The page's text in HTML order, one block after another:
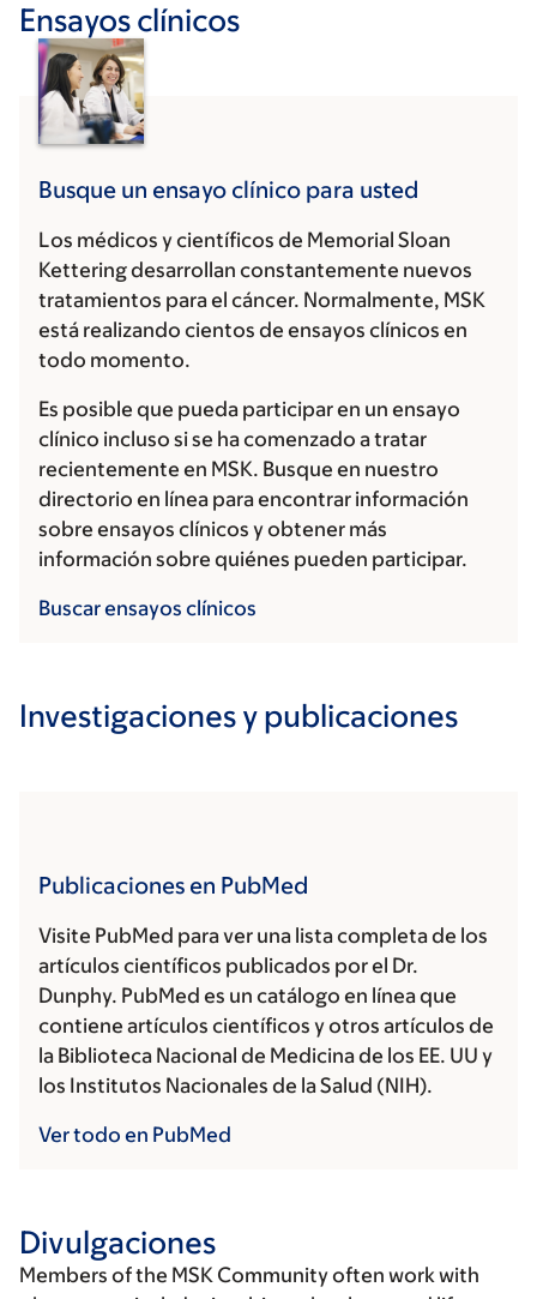
Ensayos clínicos
Busque un ensayo clínico para usted
Los médicos y científicos de Memorial Sloan
Kettering desarrollan constantemente nuevos
tratamientos para el cáncer. Normalmente, MSK
está realizando cientos de ensayos clínicos en
todo momento.
Es posible que pueda participar en un ensayo
clínico incluso si se ha comenzado a tratar
recientemente en MSK. Busque en nuestro
directorio en línea para encontrar información
sobre ensayos clínicos y obtener más
información sobre quiénes pueden participar.
Buscar ensayos clínicos
Investigaciones y publicaciones
Publicaciones en PubMed
Visite PubMed para ver una lista completa de los
artículos científicos publicados por el Dr.
Dunphy. PubMed es un catálogo en línea que
contiene artículos científicos y otros artículos de
la Biblioteca Nacional de Medicina de los EE. UU y
los Institutos Nacionales de la Salud (NIH).
Ver todo en PubMed
Divulgaciones
Members of the MSK Community often work with